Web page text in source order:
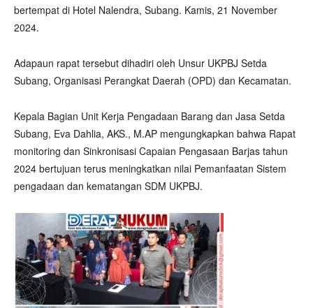
bertempat di Hotel Nalendra, Subang. Kamis, 21 November
2024.
Adapaun rapat tersebut dihadiri oleh Unsur UKPBJ Setda
Subang, Organisasi Perangkat Daerah (OPD) dan Kecamatan.
Kepala Bagian Unit Kerja Pengadaan Barang dan Jasa Setda
Subang, Eva Dahlia, AKS., M.AP mengungkapkan bahwa Rapat
monitoring dan Sinkronisasi Capaian Pengasaan Barjas tahun
2024 bertujuan terus meningkatkan nilai Pemanfaatan Sistem
pengadaan dan kematangan SDM UKPBJ.